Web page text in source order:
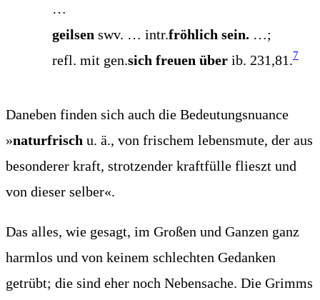
…
geil­sen swv. … intr.fröh­lich sein. …;
refl. mit gen.sich freu­en über ib. 231,81.7
Dane­ben fin­den sich auch die Bedeu­tungs­nu­an­ce
»natur­frisch u. ä., von fri­schem lebens­mu­te, der aus
beson­de­rer kraft, strot­zen­der kraft­fül­le flieszt und
von die­ser selber«.
Das alles, wie gesagt, im Gro­ßen und Gan­zen ganz
harm­los und von kei­nem schlech­ten Gedan­ken
getrübt; die sind eher noch Neben­sa­che. Die Grimms